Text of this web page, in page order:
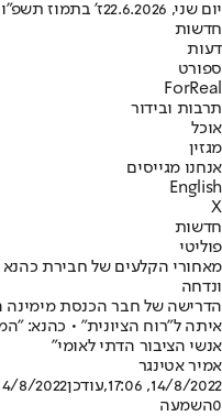
יום שני, 22.6.2026
ז' בתמוז תשפ"ו
חדשות
דעות
ספורט
ForReal
תרבות ובידור
אוכל
מגזין
אנחנו מגייסים
English
X
חדשות
פוליטי
מאחורי הקלעים של חבירת
ונדחה
הדרישה של חבר הכנסת
איתה ל"רוח הציונית" • כהנא:
אנשי הציבור הדתי לאומי"
אמיר אטינגר
14/8/2022, 17:06
,עודכן8/2022, 20:06
0השמעה